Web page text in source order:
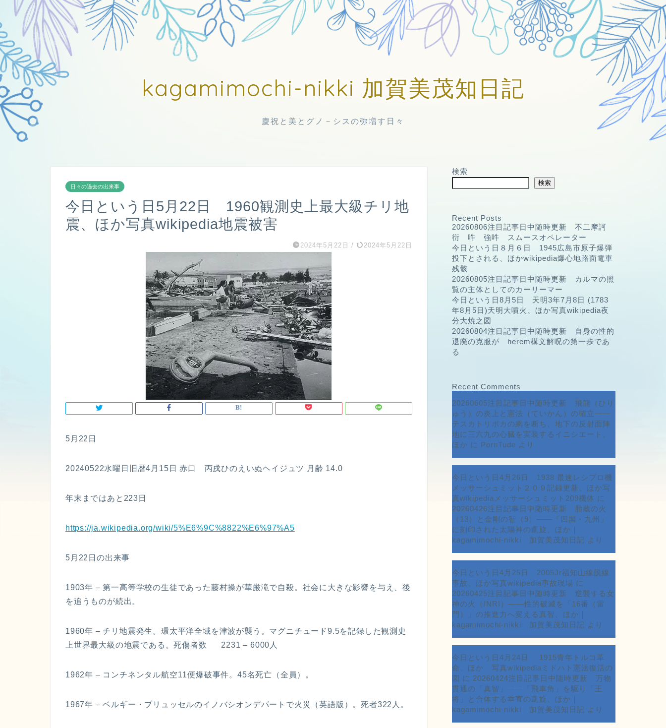
kagamimochi-nikki 加賀美茂知日記
慶祝と美とグノ－シスの弥増す日々
日々の過去の出来事
今日という日5月22日 1960観測史上最大級チリ地
震、ほか写真wikipedia地震被害
2024年5月22日 / 2024年5月22日
5月22日
20240522水曜日旧暦4月15日 赤口 丙戌ひのえいぬヘイジュツ 月齢 14.0
年末まではあと223日
https://ja.wikipedia.org/wiki/5%E6%9C%8822%E6%97%A5
5月22日の出来事
1903年 – 第一高等学校の生徒であった藤村操が華厳滝で自殺。社会に大きな影響を与え、後
を追うものが続出。
1960年 – チリ地震発生。環太平洋全域を津波が襲う。マグニチュード9.5を記録した観測史
上世界最大級の地震である。死傷者数 2231 – 6000人
1962年 – コンチネンタル航空11便爆破事件。45名死亡（全員）。
1967年 – ベルギー・ブリュッセルのイノバシオンデパートで火災（英語版）。死者322人。
検索
検索
Recent Posts
20260806注目記事日中随時更新 不二摩訶
衍 吽 強吽 スムースオペレーター
今日という日８月６日 1945広島市原子爆弾
投下とされる、ほかwikipedia爆心地路面電車
残骸
20260805注目記事日中随時更新 カルマの照
覧の主体としてのカーリーマー
今日という日8月5日 天明3年7月8日 (1783
年8月5日)天明大噴火、ほか写真wikipedia夜
分大焼之図
20260804注目記事日中随時更新 自身の性的
退廃の克服が herem構文解呪の第一歩であ
る
Recent Comments
20260605注目記事日中随時更新 飛龍（ひり
ゅう）の炎上と憲法（ていかん）の確立――
テスカトリポカの網を断ち、地下の反射面陣
地に三六九の心臓を実装するイニシエート、
ほか に PornTude より
今日という日4月26日 1938 最速レシプロ機
メッサーシュミット２０９記録更新、ほか写
真wikipediaメッサーシュミット209機体 に
20260426注目記事日中随時更新 胎蔵の火
（13）と金剛の智（9）――「四国・九州」
に刻印された太陽神の凱旋、ほか｜
kagamimochi-nikki 加賀美茂知日記 より
今日という日4月25日 2005Jr福知山線脱線
事故、ほか写真wikipedia事故現場 に
20260425注目記事日中随時更新 逆襲する女
神の火（INRI）――性的破滅を「16番（雷
門）」の推進力へ変える真智、ほか｜
kagamimochi-nikki 加賀美茂知日記 より
今日という日4月24日 1915青年トルコ革
命、ほか 写真wikipediaミドハト憲法復活の
図 に 20260424注目記事日中随時更新 万物
貫通の「真智」――「飛車角」を駆り「王
将」と合体する垂直の凱旋、ほか｜
kagamimochi-nikki 加賀美茂知日記 より